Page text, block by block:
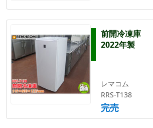
前開冷凍庫
2022年製
レマコム
RRS-T138
完売